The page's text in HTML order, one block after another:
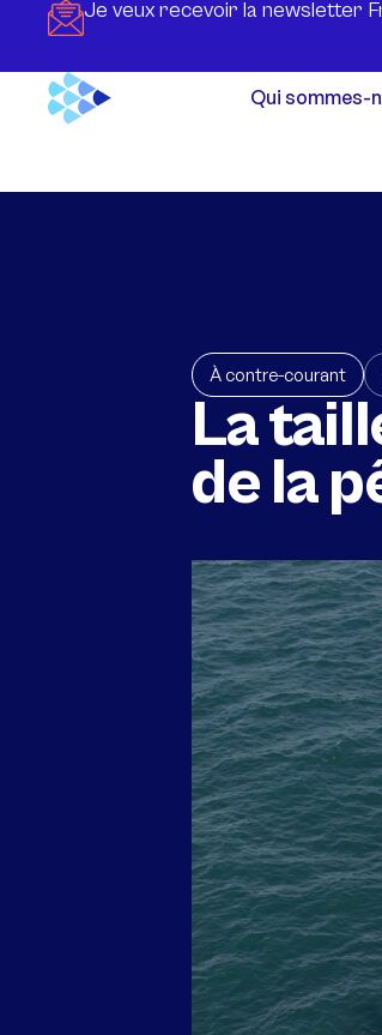
Je veux recevoir la newsletter
Qui sommes-
À contre-courant
La
de la